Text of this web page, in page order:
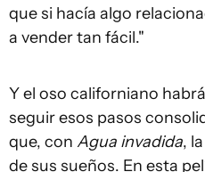
que si hacía algo
a vender tan fácil."
Y el oso californiano
seguir esos pasos
que, con Agua invadida,
de sus sueños. En esta